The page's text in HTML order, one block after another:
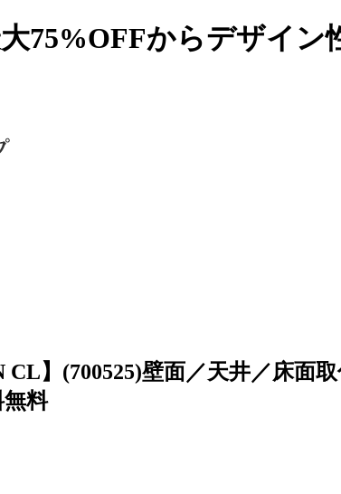
75%OFFからデザイ
】(700525)壁面／天井／床面
料